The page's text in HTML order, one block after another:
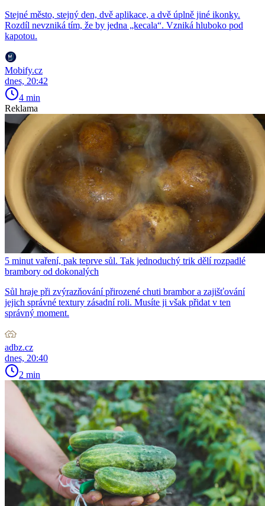
Stejné město, stejný den, dvě aplikace, a dvě úplně jiné ikonky.
Rozdíl nevzniká tím, že by jedna „kecala“. Vzniká hluboko pod
kapotou.
Mobify.cz
dnes, 20:42
4 min
Reklama
5 minut vaření, pak teprve sůl. Tak jednoduchý trik dělí rozpadlé
brambory od dokonalých
Sůl hraje při zvýrazňování přirozené chuti brambor a zajišťování
jejich správné textury zásadní roli. Musíte ji však přidat v ten
správný moment.
adbz.cz
dnes, 20:40
2 min